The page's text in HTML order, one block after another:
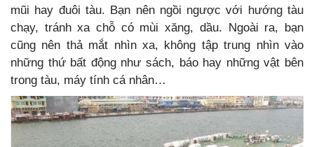
mũi hay đuôi tàu. Bạn nên ngồi ngược với hướng tàu
chạy, tránh xa chỗ có mùi xăng, dầu. Ngoài ra, bạn
cũng nên thả mắt nhìn xa, không tập trung nhìn vào
những thứ bất động như sách, báo hay những vật bên
trong tàu, máy tính cá nhân…